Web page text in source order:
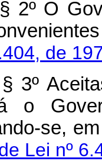
§ 2º O
de
§ 3º
o
se,
Lei nº